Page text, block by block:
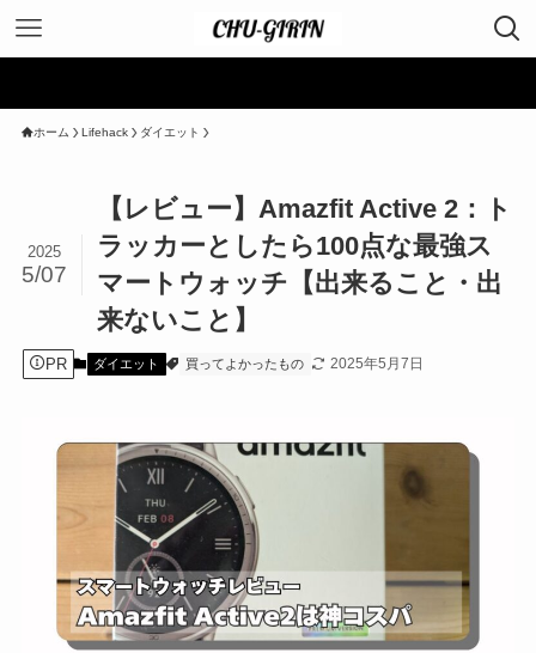
ホーム Lifehack ダイエット
【レビュー】Amazfit Active 2：ト
ラッカーとしたら100点な最強ス
マートウォッチ【出来ること・出
来ないこと】
2025
5/07
PR ダイエット 買ってよかったもの 2025年5月7日